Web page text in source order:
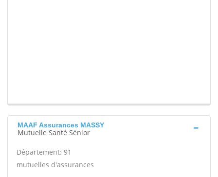
MAAF Assurances MASSY
Mutuelle Santé Sénior
Département: 91
mutuelles d'assurances